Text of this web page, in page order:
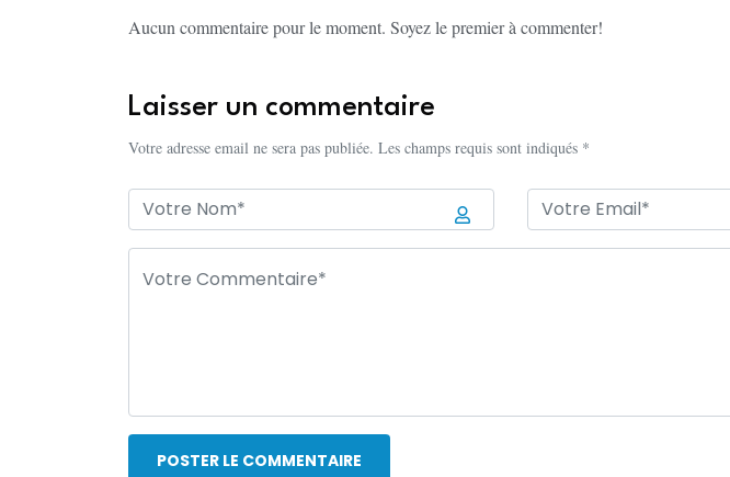
Aucun commentaire pour le moment. Soyez le premier à commenter!
Laisser un commentaire
Votre adresse email ne sera pas publiée. Les champs requis sont indiqués *
POSTER LE COMMENTAIRE